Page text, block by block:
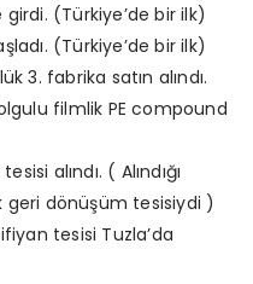
(Türkiye’de bir ilk)
(Türkiye’de bir ilk)
3. fabrika satın alındı.
filmlik PE compound
alındı. ( Alındığı
geri dönüşüm tesisiydi )
tesisi Tuzla’da